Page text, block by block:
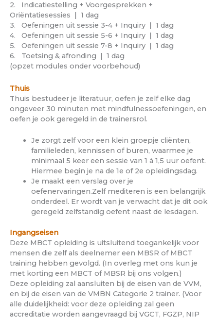
2. Indicatiestelling + Voorgesprekken +
Oriëntatiesessies | 1 dag
3. Oefeningen uit sessie 3-4 + Inquiry | 1 dag
4. Oefeningen uit sessie 5-6 + Inquiry | 1 dag
5. Oefeningen uit sessie 7-8 + Inquiry | 1 dag
6. Toetsing & afronding | 1 dag
(opzet modules onder voorbehoud)
Thuis
Thuis bestudeer je literatuur, oefen je zelf elke dag
ongeveer 30 minuten met mindfulnessoefeningen, en
oefen je ook geregeld in de trainersrol.
Je zorgt zelf voor een klein groepje cliënten,
familieleden, kennissen of buren, waarmee je
minimaal 5 keer een sessie van 1 à 1,5 uur oefent.
Hiermee begin je na de 1e of 2e opleidingsdag.
Je maakt een verslag over je
oefenervaringen.Zelf mediteren is een belangrijk
onderdeel. Er wordt van je verwacht dat je dit ook
geregeld zelfstandig oefent naast de lesdagen.
Ingangseisen
Deze MBCT opleiding is uitsluitend toegankelijk voor
mensen die zelf als deelnemer een MBSR of MBCT
training hebben gevolgd. (In overleg met ons kun je
met korting een MBCT of MBSR bij ons volgen.)
Deze opleiding zal aansluiten bij de eisen van de VVM,
en bij de eisen van de VMBN Categorie 2 trainer. (Voor
alle duidelijkheid: voor deze opleiding zal geen
accreditatie worden aangevraagd bij VGCT, FGZP, NIP